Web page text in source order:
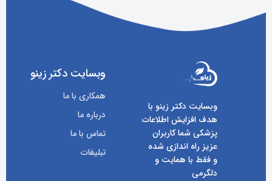
وبسایت دکتر زینو با
هدف افزایش اطلاعات
پزشکی شما کاربران
عزیز راه اندازی شده
و فقط با همایت و
دلگرمی
وبسایت دکتر زینو
همکاری با ما
درباره ما
تماس با ما
تبلیغات